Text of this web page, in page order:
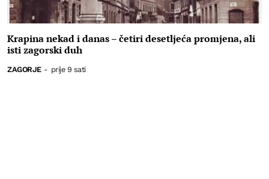
Krapina nekad i danas – četiri desetljeća promjena, ali
isti zagorski duh
ZAGORJE - prije 9 sati